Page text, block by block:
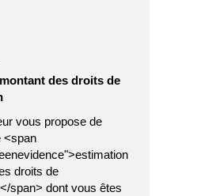
des droits de
vous propose de
<span
droits de
span> dont vous êtes